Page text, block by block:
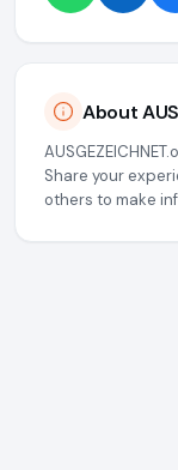
About
Share your
others to make